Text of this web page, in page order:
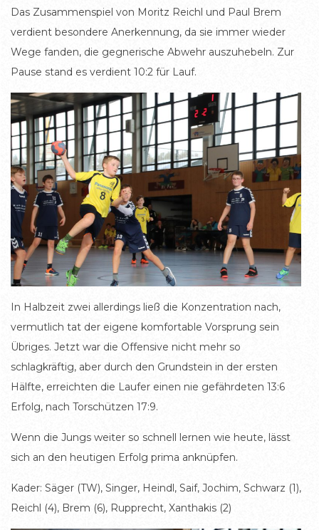
Das Zusammenspiel von Moritz Reichl und Paul Brem
verdient besondere Anerkennung, da sie immer wieder
Wege fanden, die gegnerische Abwehr auszuhebeln. Zur
Pause stand es verdient 10:2 für Lauf.
In Halbzeit zwei allerdings ließ die Konzentration nach,
vermutlich tat der eigene komfortable Vorsprung sein
Übriges. Jetzt war die Offensive nicht mehr so
schlagkräftig, aber durch den Grundstein in der ersten
Hälfte, erreichten die Laufer einen nie gefährdeten 13:6
Erfolg, nach Torschützen 17:9.
Wenn die Jungs weiter so schnell lernen wie heute, lässt
sich an den heutigen Erfolg prima anknüpfen.
Kader: Säger (TW), Singer, Heindl, Saif, Jochim, Schwarz (1),
Reichl (4), Brem (6), Rupprecht, Xanthakis (2)